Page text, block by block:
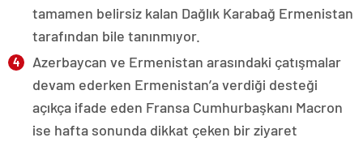
tamamen belirsiz kalan Dağlık Karabağ Ermenistan
tarafından bile tanınmıyor.
Azerbaycan ve Ermenistan arasındaki çatışmalar
devam ederken Ermenistan’a verdiği desteği
açıkça ifade eden Fransa Cumhurbaşkanı Macron
ise hafta sonunda dikkat çeken bir ziyaret